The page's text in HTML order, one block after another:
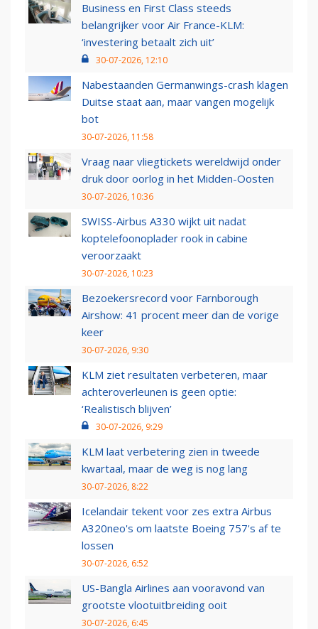
Business en First Class steeds
belangrijker voor Air France-KLM:
‘investering betaalt zich uit’
30-07-2026, 12:10
Nabestaanden Germanwings-crash klagen
Duitse staat aan, maar vangen mogelijk
bot
30-07-2026, 11:58
Vraag naar vliegtickets wereldwijd onder
druk door oorlog in het Midden-Oosten
30-07-2026, 10:36
SWISS-Airbus A330 wijkt uit nadat
koptelefoonoplader rook in cabine
veroorzaakt
30-07-2026, 10:23
Bezoekersrecord voor Farnborough
Airshow: 41 procent meer dan de vorige
keer
30-07-2026, 9:30
KLM ziet resultaten verbeteren, maar
achteroverleunen is geen optie:
‘Realistisch blijven’
30-07-2026, 9:29
KLM laat verbetering zien in tweede
kwartaal, maar de weg is nog lang
30-07-2026, 8:22
Icelandair tekent voor zes extra Airbus
A320neo's om laatste Boeing 757's af te
lossen
30-07-2026, 6:52
US-Bangla Airlines aan vooravond van
grootste vlootuitbreiding ooit
30-07-2026, 6:45